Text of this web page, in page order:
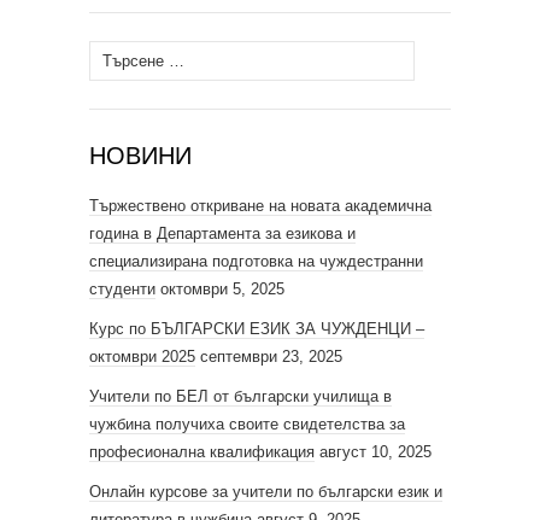
Търсене
за:
НОВИНИ
Тържествено откриване на новата академична
година в Департамента за езикова и
специализирана подготовка на чуждестранни
студенти октомври 5, 2025
Курс по БЪЛГАРСКИ ЕЗИК ЗА ЧУЖДЕНЦИ –
октомври 2025 септември 23, 2025
Учители по БЕЛ от български училища в
чужбина получиха своите свидетелства за
професионална квалификация август 10, 2025
Онлайн курсове за учители по български език и